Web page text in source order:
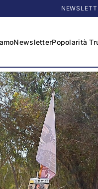
NewsletterPopolarità